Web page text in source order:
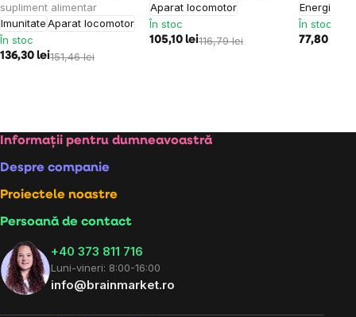
supliment alimentar
ImunitateAparat locomotor
În stoc
136,30 lei151,46 lei
Aparat locomotor
În stoc
105,10 lei116,79 lei
Energie
În stoc
77,80 lei
Subsol
Informații pentru dumneavoastră
Despre companie
Proiectele noastre
Persoană de contact
+40 373 811 716
Luni-vineri: 8:00-16:00
info@brainmarket.ro